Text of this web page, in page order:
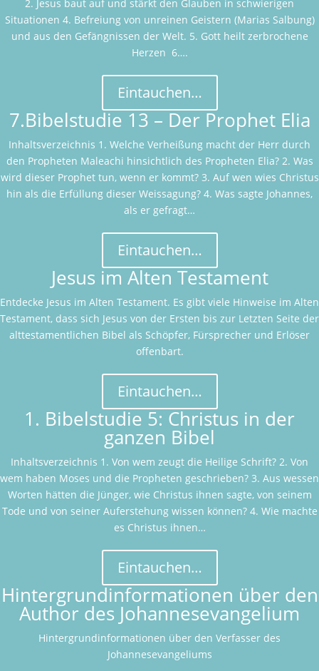
2. Jesus baut auf und stärkt den Glauben in schwierigen
Situationen 4. Befreiung von unreinen Geistern (Marias Salbung)
und aus den Gefängnissen der Welt. ​​​​5. Gott heilt zerbrochene
Herzen​​ ​ 6….
Eintauchen…
7.Bibelstudie 13 – Der Prophet Elia
Inhaltsverzeichnis 1. Welche Verheißung macht der Herr durch
den Propheten Maleachi hinsichtlich des Propheten Elia? 2. Was
wird dieser Prophet tun, wenn er kommt? 3. Auf wen wies Christus
hin als die Erfüllung dieser Weissagung? 4. Was sagte Johannes,
als er gefragt…
Eintauchen…
Jesus im Alten Testament
Entdecke Jesus im Alten Testament. Es gibt viele Hinweise im Alten
Testament, dass sich Jesus von der Ersten bis zur Letzten Seite der
alttestamentlichen Bibel als Schöpfer, Fürsprecher und Erlöser
offenbart.
Eintauchen…
1. Bibelstudie 5: Christus in der
ganzen Bibel
Inhaltsverzeichnis 1. Von wem zeugt die Heilige Schrift? 2. Von
wem haben Moses und die Propheten geschrieben? 3. Aus wessen
Worten hätten die Jünger, wie Christus ihnen sagte, von seinem
Tode und von seiner Auferstehung wissen können? 4. Wie machte
es Christus ihnen…
Eintauchen…
Hintergrundinformationen über den
Author des Johannesevangelium
Hintergrundinformationen über den Verfasser des
Johannesevangeliums